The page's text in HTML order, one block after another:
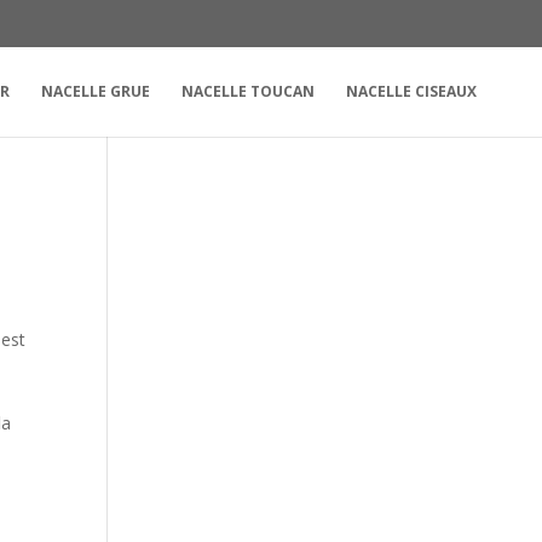
NACELLE GRUE NACELLE TOUCAN NACELLE CISEAUX